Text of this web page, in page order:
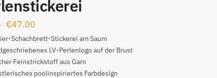
Ursprünglicher
Preis
war:
€99.00
€47.00
Preis
ist:
€47.00.
Schachbrett-Stickerei am Saum
LV-Perlenlogo auf der Brust
Feinstrickstoff aus Garn
poolinspiriertes Farbdesign